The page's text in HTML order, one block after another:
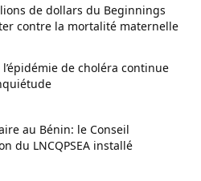
de dollars du Beginnings
contre la mortalité maternelle
de choléra continue
au Bénin: le Conseil
du LNCQPSEA installé